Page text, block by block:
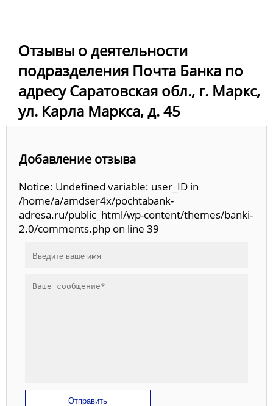
Отзывы о деятельности
подразделения Почта Банка по
адресу Саратовская обл., г. Маркс,
ул. Карла Маркса, д. 45
Добавление отзыва
Notice: Undefined variable: user_ID in
/home/a/amdser4x/pochtabank-
adresa.ru/public_html/wp-content/themes/banki-
2.0/comments.php on line 39
Отправить